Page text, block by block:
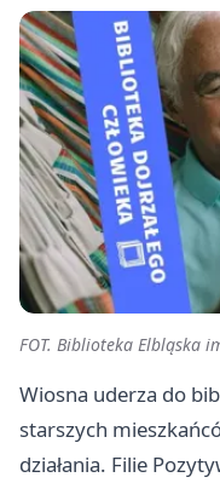
FOT. Biblioteka Elbląska
Wiosna uderza do
starszych
działania. Filie